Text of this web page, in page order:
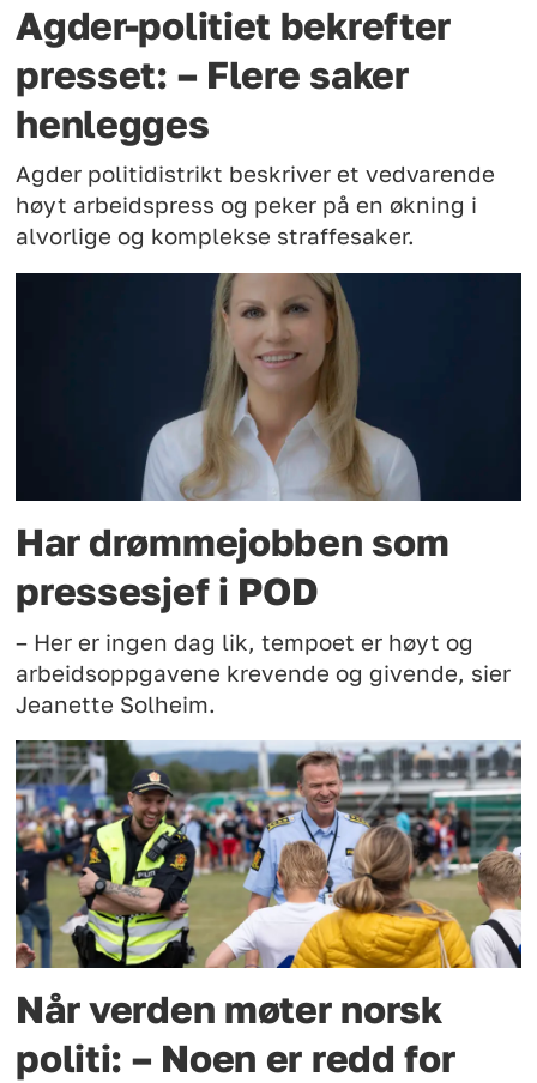
Agder-politiet bekrefter
presset: – Flere saker
henlegges
Agder politidistrikt beskriver et vedvarende
høyt arbeidspress og peker på en økning i
alvorlige og komplekse straffesaker.
Har drømmejobben som
pressesjef i POD
– Her er ingen dag lik, tempoet er høyt og
arbeidsoppgavene krevende og givende, sier
Jeanette Solheim.
Når verden møter norsk
politi: – Noen er redd for